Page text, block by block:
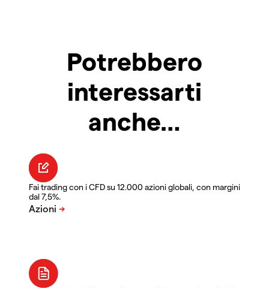
Potrebbero
interessarti
anche…
Fai trading con i CFD su 12.000 azioni globali, con margini
dal 7,5%.